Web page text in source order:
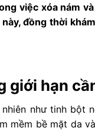
việc xóa nám
đồng thời
giới hạn
như tinh bột
mềm bề mặt da